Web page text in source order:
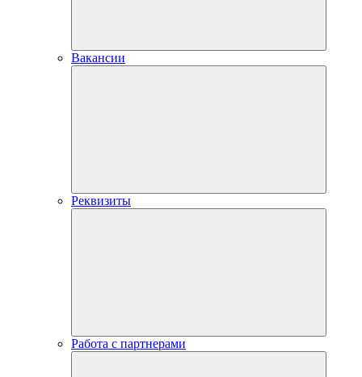
Вакансии
Реквизиты
Работа с партнерами